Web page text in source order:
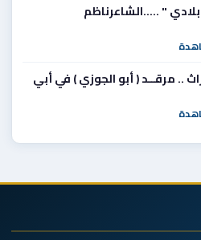
" .....الشاعرناظم
.. مرقــد ( أبو الجوزي ) في أبي